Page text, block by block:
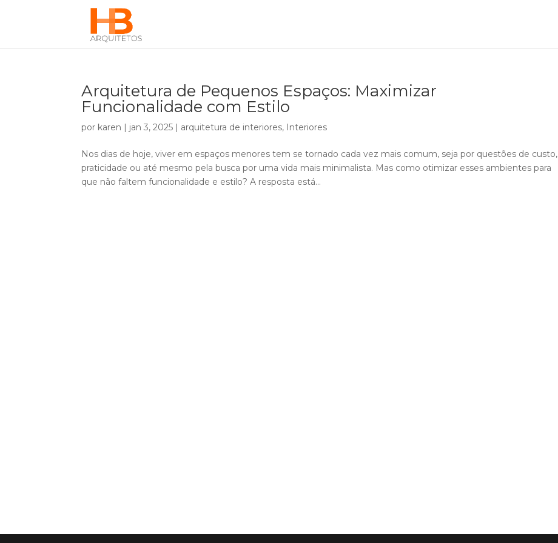
Arquitetura de Pequenos Espaços: Maximizar
Funcionalidade com Estilo
por karen | jan 3, 2025 | arquitetura de interiores, Interiores
Nos dias de hoje, viver em espaços menores tem se tornado cada vez mais comum, seja por questões de custo,
praticidade ou até mesmo pela busca por uma vida mais minimalista. Mas como otimizar esses ambientes para
que não faltem funcionalidade e estilo? A resposta está...